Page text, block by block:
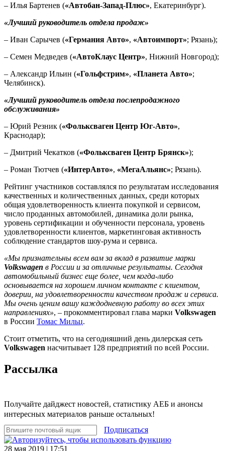
– Илья Бартенев («Автобан-Запад-Плюс», Екатеринбург).
«Лучший руководитель отдела продаж»
– Иван Сарычев («Германия Авто», «Автоимпорт»; Рязань);
– Семен Медведев («АвтоКлаус Центр», Нижний Новгород);
– Александр Ильин («Гольфстрим», «Планета Авто»;
Челябинск).
«Лучший руководитель отдела послепродажного
обслуживания»
– Юрий Резник («Фольксваген Центр Юг-Авто»,
Краснодар);
– Дмитрий Чекатков («Фольксваген Центр Брянск»);
– Роман Тютчев («ИнтерАвто», «МегаАльянс»; Рязань).
Рейтинг участников составлялся по результатам исследования
качественных и количественных данных, среди которых
общая удовлетворенность клиента покупкой и сервисом,
число проданных автомобилей, динамика доли рынка,
уровень сертификации и обученности персонала, уровень
удовлетворенности клиентов, маркетинговая активность
соблюдение стандартов шоу-рума и сервиса.
«Мы признательны всем вам за вклад в развитие марки
Volkswagen в России и за отличные результаты. Сегодня
автомобильный бизнес еще более, чем когда-либо
основывается на хорошем личном контакте с клиентом,
доверии, на удовлетворенности качеством продаж и сервиса.
Мы очень ценим вашу каждодневную работу во всех этих
направлениях», – прокомментировал глава марки Volkswagen
в России Томас Мильц.
Стоит отметить, что на сегодняшний день дилерская сеть
Volkswagen насчитывает 128 предприятий по всей России.
Рассылка
Получайте дайджест новостей, статистику АЕБ и анонсы
интересных материалов раньше остальных!
Подписаться
28 мая 2019 | 17:51